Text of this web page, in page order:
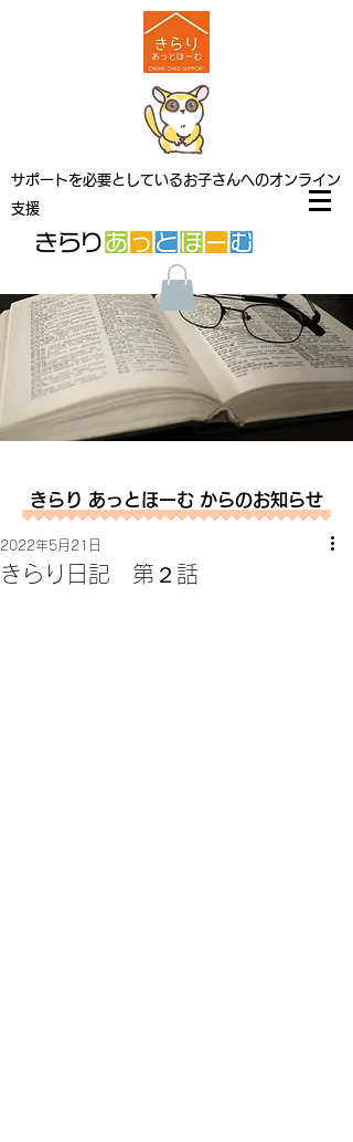
サポートを必要としているお子さんへのオンライン
支援
きらり あっとほーむ からのお知らせ
きらり日記 第２話
2022年5月21日